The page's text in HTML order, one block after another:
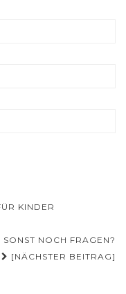
KINDER
NOCH FRAGEN?
[NÄCHSTER BEITRAG]